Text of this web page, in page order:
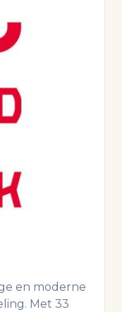
en moderne
Met 33